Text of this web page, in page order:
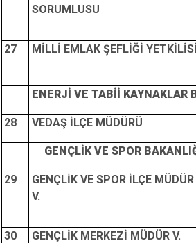
SORUMLUSU
27 MİLLİ EMLAK ŞEFLİĞİ YETKİLİSİ
ENERJİ VE TABİİ KAYNAKLAR
28 VEDAŞ İLÇE MÜDÜRÜ
GENÇLİK VE SPOR
29
GENÇLİK VE SPOR İLÇE MÜDÜR
V.
30 GENÇLİK MERKEZİ MÜDÜR V.